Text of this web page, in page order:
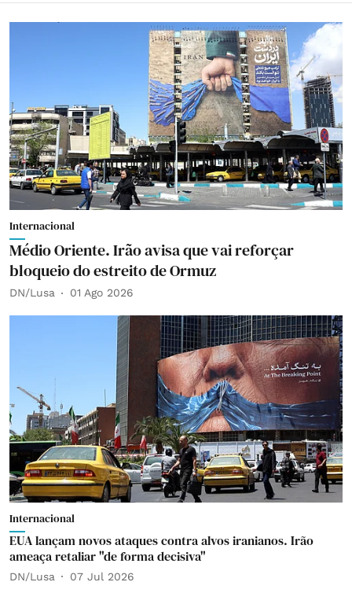
Internacional
Médio Oriente. Irão avisa que vai reforçar
bloqueio do estreito de Ormuz
DN/Lusa 01 Ago 2026
Internacional
EUA lançam novos ataques contra alvos iranianos. Irão
ameaça retaliar "de forma decisiva"
DN/Lusa 07 Jul 2026